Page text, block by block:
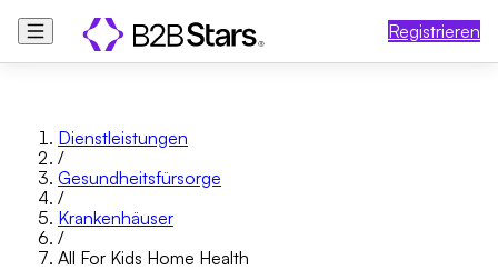
Registrieren
Dienstleistungen
/
Gesundheitsfürsorge
/
Krankenhäuser
/
All For Kids Home Health